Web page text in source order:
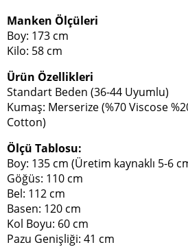
Manken Ölçüleri
Boy: 173 cm
Kilo: 58 cm
Ürün Özellikleri
Standart Beden (36-44 Uyumlu)
Kumaş: Merserize (%70 Viscose
Cotton)
Ölçü Tablosu:
Boy: 135 cm (Üretim kaynaklı 5-6
Göğüs: 110 cm
Bel: 112 cm
Basen: 120 cm
Kol Boyu: 60 cm
Pazu Genişliği: 41 cm